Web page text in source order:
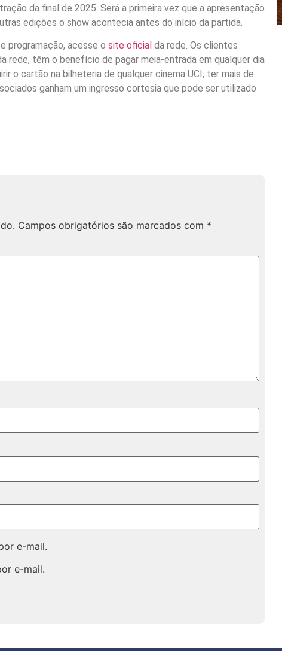
da final de 2025. Será a primeira vez que a apresentação
edições o show acontecia antes do início da partida.
programação, acesse o site oficial da rede. Os clientes
rede, têm o benefício de pagar meia-entrada em qualquer dia
o cartão na bilheteria de qualquer cinema UCI, ter mais de
ganham um ingresso cortesia que pode ser utilizado
Campos obrigatórios são marcados com *
e-mail.
e-mail.